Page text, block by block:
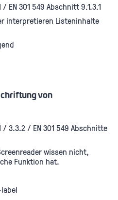
/ EN 301 549 Abschnitt 9.1.3.1
interpretieren Listeninhalte
von
/ 3.3.2 / EN 301 549 Abschnitte
wissen nicht,
Funktion hat.